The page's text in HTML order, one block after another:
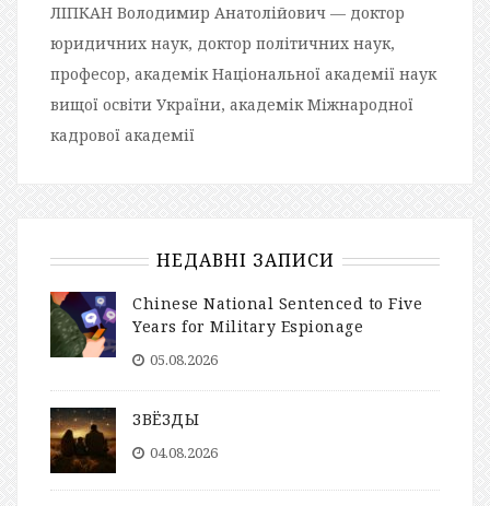
ЛІПКАН Володимир Анатолійович — доктор
юридичних наук, доктор політичних наук,
професор, академік Національної академії наук
вищої освіти України, академік Міжнародної
кадрової академії
НЕДАВНІ ЗАПИСИ
Chinese National Sentenced to Five
Years for Military Espionage
05.08.2026
ЗВЁЗДЫ
04.08.2026